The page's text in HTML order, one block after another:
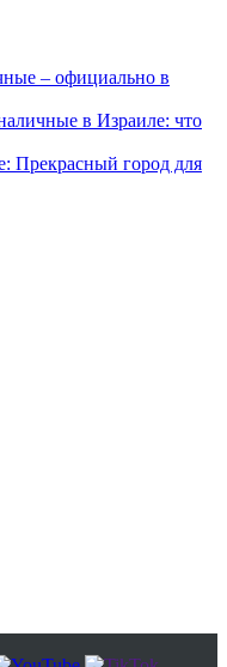
– официально в
в Израиле: что
Прекрасный город для